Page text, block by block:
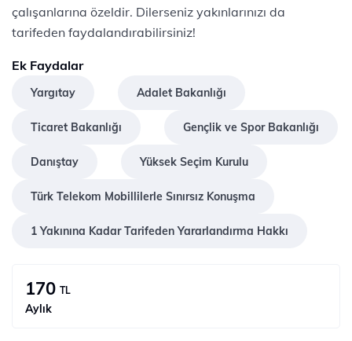
çalışanlarına özeldir. Dilerseniz yakınlarınızı da
tarifeden faydalandırabilirsiniz!
Ek Faydalar
Yargıtay Adalet Bakanlığı
Ticaret Bakanlığı Gençlik ve Spor Bakanlığı
Danıştay Yüksek Seçim Kurulu
Türk Telekom Mobillilerle Sınırsız Konuşma
1 Yakınına Kadar Tarifeden Yararlandırma Hakkı
170 TL
Aylık